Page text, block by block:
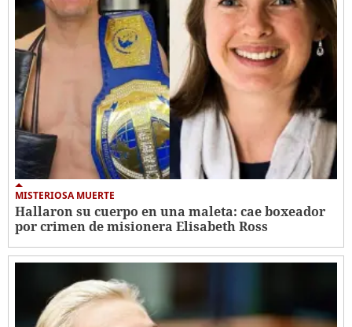
MISTERIOSA MUERTE
Hallaron su cuerpo en una maleta: cae boxeador
por crimen de misionera Elisabeth Ross